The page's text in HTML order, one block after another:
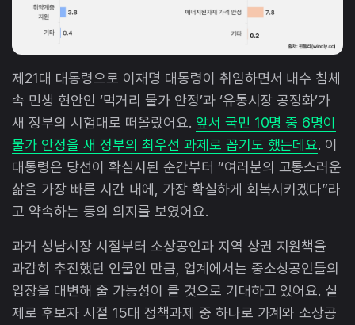
제21대 대통령으로 이재명 대통령이 취임하면서 내수 침체
속 민생 현안인 ‘먹거리 물가 안정’과 ‘유통시장 공정화’가
새 정부의 시험대로 떠올랐어요. 앞서 국민 10명 중 6명이
물가 안정을 새 정부의 최우선 과제로 꼽기도 했는데요. 이
대통령은 당선이 확실시된 순간부터 “여러분의 고통스러운
삶을 가장 빠른 시간 내에, 가장 확실하게 회복시키겠다”라
고 약속하는 등의 의지를 보였어요.
과거 성남시장 시절부터 소상공인과 지역 상권 지원책을
과감히 추진했던 인물인 만큼, 업계에서는 중소상공인들의
입장을 대변해 줄 가능성이 클 것으로 기대하고 있어요. 실
제로 후보자 시절 15대 정책과제 중 하나로 가계와 소상공